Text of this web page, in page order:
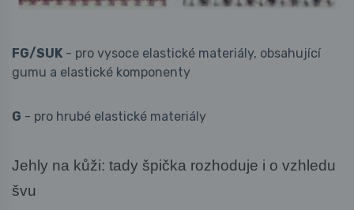
FG/SUK - pro vysoce elastické materiály, obsahující
gumu a elastické komponenty
G - pro hrubé elastické materiály
Jehly na kůži: tady špička rozhoduje i o vzhledu
švu